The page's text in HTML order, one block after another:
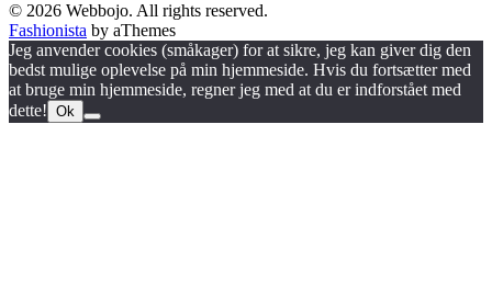
© 2026 Webbojo. All rights reserved.
Fashionista by aThemes
Jeg anvender cookies (småkager) for at sikre, jeg kan giver dig den
bedst mulige oplevelse på min hjemmeside. Hvis du fortsætter med
at bruge min hjemmeside, regner jeg med at du er indforstået med
dette! Ok